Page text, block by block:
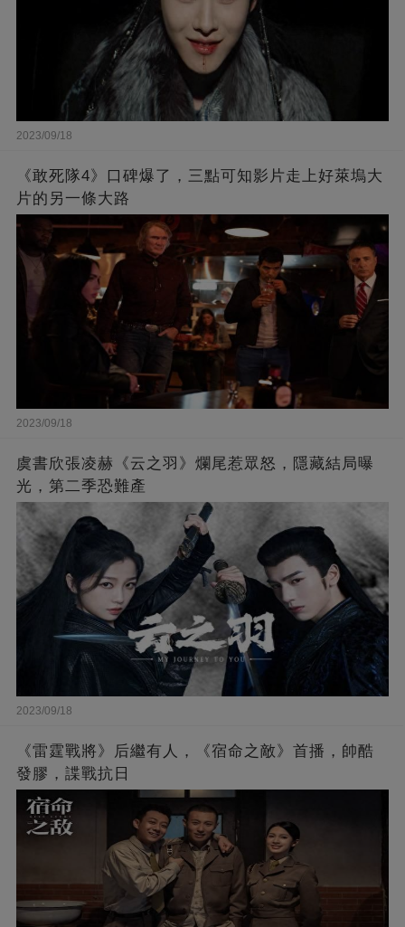
2023/09/18
《敢死隊4》口碑爆了，三點可知影片走上好萊塢大
片的另一條大路
2023/09/18
虞書欣張凌赫《云之羽》爛尾惹眾怒，隱藏結局曝
光，第二季恐難產
2023/09/18
《雷霆戰將》后繼有人，《宿命之敵》首播，帥酷
發膠，諜戰抗日